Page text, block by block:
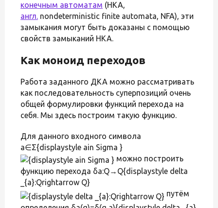
конечным автоматам (НКА,
англ. nondeterministic finite automata, NFA), эти
замыкания могут быть доказаны с помощью
свойств замыканий НКА.
Как моноид переходов
Работа заданного ДКА можно рассматривать
как последовательность суперпозиций очень
общей формулировки функций перехода на
себя. Мы здесь построим такую функцию.
Для данного входного символа
a∈Σ{displaystyle ain Sigma }
можно построить
функцию перехода δa:Q→Q{displaystyle delta
_{a}:Qrightarrow Q}
путём